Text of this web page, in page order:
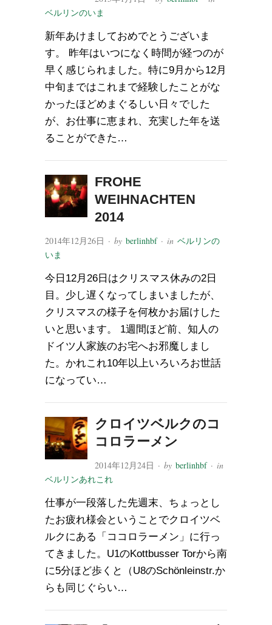
ベルリンのいま
新年あけましておめでとうございま
す。 昨年はいつになく時間が経つのが
早く感じられました。特に9月から12月
中旬まではこれまで経験したことがな
かったほどめまぐるしい日々でした
が、お仕事に恵まれ、充実した年を送
ることができた…
FROHE
WEIHNACHTEN
2014
2014年12月26日 · by berlinhbf· in ベルリンの
いま
今日12月26日はクリスマス休みの2日
目。少し遅くなってしまいましたが、
クリスマスの様子を何枚かお届けした
いと思います。 1週間ほど前、知人の
ドイツ人家族のお宅へお邪魔しまし
た。かれこれ10年以上いろいろお世話
になってい…
クロイツベルクのコ
コロラーメン
2014年12月24日 · byberlinhbf· in
ベルリンあれこれ
仕事が一段落した先週末、ちょっとし
たお疲れ様会ということでクロイツベ
ルクにある「ココロラーメン」に行っ
てきました。U1のKottbusser Torから南
に5分ほど歩くと（U8のSchönleinstr.か
らも同じぐらい…